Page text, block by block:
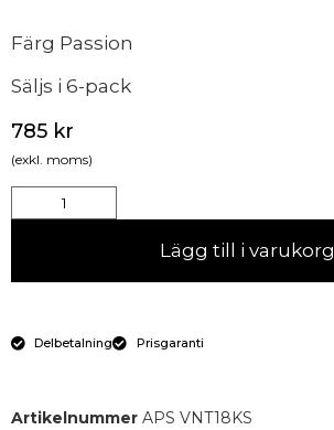
Färg Passion
Säljs i 6-pack
785 kr
(exkl. moms)
Lägg till i varukorg
Delbetalning Prisgaranti
Artikelnummer APS VNT18KS